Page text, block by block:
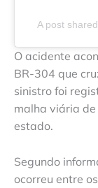
A post
O acidente
BR-304 que
sinistro foi
malha viária
estado.
Segundo
ocorreu entre